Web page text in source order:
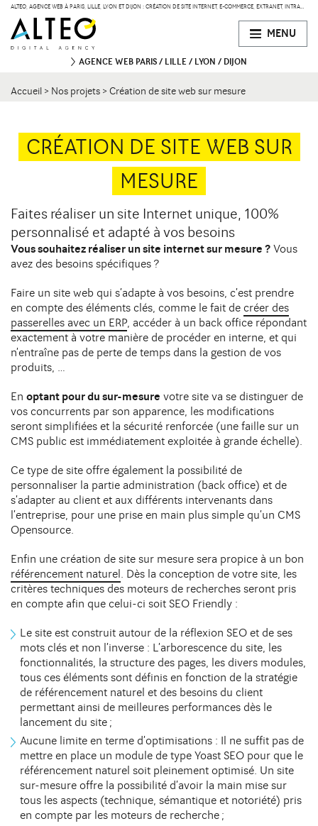
ALTEO, AGENCE WEB À PARIS, LILLE, LYON ET DIJON : CRÉATION DE SITE INTERNET, E-COMMERCE, EXTRANET, INTRANET
MENU
AGENCE WEB PARIS LILLE LYON DIJON
PARIS
34 rue Desaix
75015 Paris
59000 Lille
Contact
LYON
15 boulevard Vivier-Merle
DIJON
10 avenue Foch Immeuble Le Mazarin - LBA
21000 Dijon
Contact
Accueil > Nos projets > Création de site web sur mesure
CRÉATION DE SITE WEB SUR
MESURE
Faites réaliser un site Internet unique, 100%
personnalisé et adapté à vos besoins
Vous souhaitez réaliser un site internet sur mesure ? Vous
avez des besoins spécifiques ?
Faire un site web qui s’adapte à vos besoins, c’est prendre
en compte des éléments clés, comme le fait de créer des
passerelles avec un ERP, accéder à un back office répondant
exactement à votre manière de procéder en interne, et qui
n’entraîne pas de perte de temps dans la gestion de vos
produits, …
En optant pour du sur-mesure votre site va se distinguer de
vos concurrents par son apparence, les modifications
seront simplifiées et la sécurité renforcée (une faille sur un
CMS public est immédiatement exploitée à grande échelle).
Ce type de site offre également la possibilité de
personnaliser la partie administration (back office) et de
s’adapter au client et aux différents intervenants dans
l’entreprise, pour une prise en main plus simple qu’un CMS
Opensource.
Enfin une création de site sur mesure sera propice à un bon
référencement naturel. Dès la conception de votre site, les
critères techniques des moteurs de recherches seront pris
en compte afin que celui-ci soit SEO Friendly :
Le site est construit autour de la réflexion SEO et de ses
mots clés et non l’inverse : L’arborescence du site, les
fonctionnalités, la structure des pages, les divers modules,
tous ces éléments sont définis en fonction de la stratégie
de référencement naturel et des besoins du client
permettant ainsi de meilleures performances dès le
lancement du site ;
Aucune limite en terme d’optimisations : Il ne suffit pas de
mettre en place un module de type Yoast SEO pour que le
référencement naturel soit pleinement optimisé. Un site
sur-mesure offre la possibilité d’avoir la main mise sur
tous les aspects (technique, sémantique et notoriété) pris
en compte par les moteurs de recherche ;